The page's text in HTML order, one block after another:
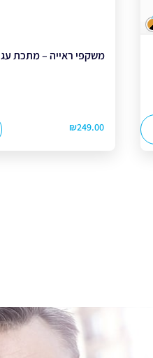
משקפי ראייה – מתכת
₪249.00